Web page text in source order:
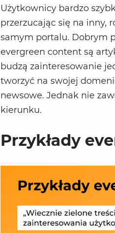
Użytkownicy bardzo
przerzucając się na
samym portalu. Dobrym
evergreen content są
budzą zainteresowanie
tworzyć na swojej
newsowe. Jednak nie
kierunku.
Przykłady